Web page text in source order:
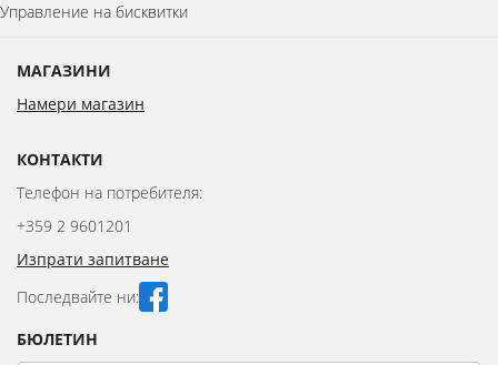
Управление на бисквитки
МАГАЗИНИ
Намери магазин
КОНТАКТИ
Телефон на потребителя:
+359 2 9601201
Изпрати запитване
Последвайте ни:
БЮЛЕТИН